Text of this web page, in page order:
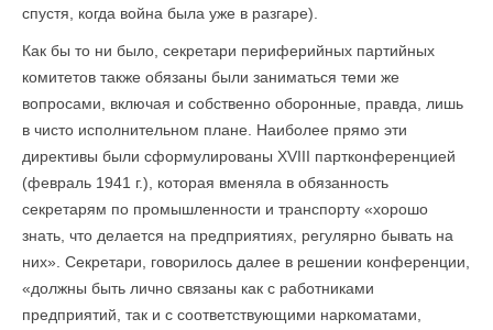
спустя, когда война была уже в разгаре).
Как бы то ни было, секретари периферийных партийных
комитетов также обязаны были заниматься теми же
вопросами, включая и собственно оборонные, правда, лишь
в чисто исполнительном плане. Наиболее прямо эти
директивы были сформулированы XVIII парт­конференцией
(февраль 1941 г.), которая вменяла в обязанность
секретарям по промышленности и транспорту «хорошо
знать, что делается на предприятиях, регулярно бывать на
них». Секретари, говорилось далее в решении конференции,
«должны быть лично связаны как с работниками
предприятий, так и с соответствующими наркоматами,